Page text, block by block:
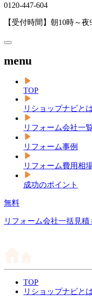
0120-447-604
【受付時間】朝10時～夜
menu
TOP
リショップナビと
リフォーム会社一
リフォーム事例
リフォーム費用相
成功のポイント
無料
リフォーム会社一括見積
TOP
リショップナビと